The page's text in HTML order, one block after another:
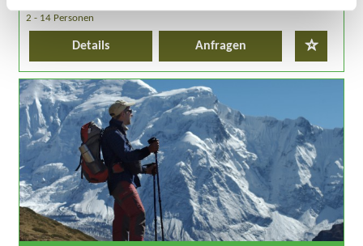
2 - 14 Personen
Details Anfragen